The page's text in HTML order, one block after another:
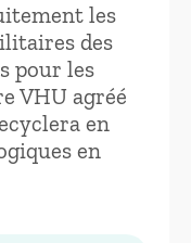
les
des
pour les
VHU agréé
en
en